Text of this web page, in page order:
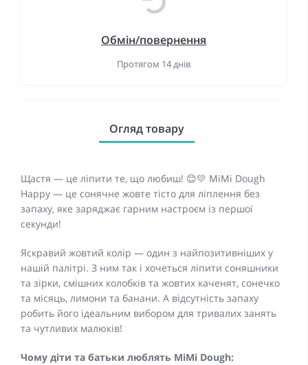
Обмін/повернення
Протягом 14 днів
Огляд товару
Щастя — це ліпити те, що любиш! 😊💛 MiMi Dough
Happy — це сонячне жовте тісто для ліплення без
запаху, яке заряджає гарним настроєм із першої
секунди!
Яскравий жовтий колір — один з найпозитивніших у
нашій палітрі. З ним так і хочеться ліпити соняшники
та зірки, смішних колобків та жовтих каченят, сонечко
та місяць, лимони та банани. А відсутність запаху
робить його ідеальним вибором для тривалих занять
та чутливих малюків!
Чому діти та батьки люблять MiMi Dough: